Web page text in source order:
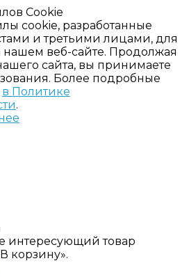
Cookie
cookie, разработанные
и третьими лицами, для
нашем веб-сайте. Продолжая
сайта, вы принимаете
Более подробные
в Политике
.
интересующий товар
корзину».